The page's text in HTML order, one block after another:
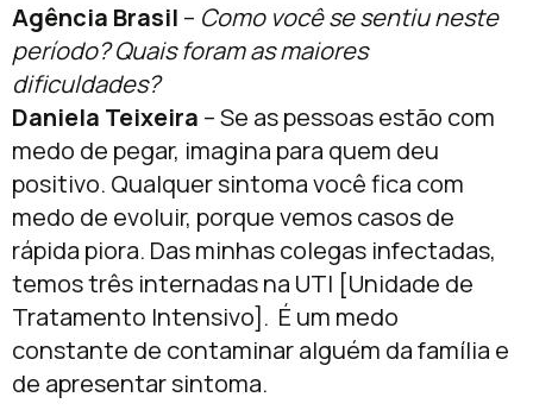
Agência Brasil – Como você se sentiu neste
período? Quais foram as maiores
dificuldades?
Daniela Teixeira – Se as pessoas estão com
medo de pegar, imagina para quem deu
positivo. Qualquer sintoma você fica com
medo de evoluir, porque vemos casos de
rápida piora. Das minhas colegas infectadas,
temos três internadas na UTI [Unidade de
Tratamento Intensivo]. É um medo
constante de contaminar alguém da família e
de apresentar sintoma.